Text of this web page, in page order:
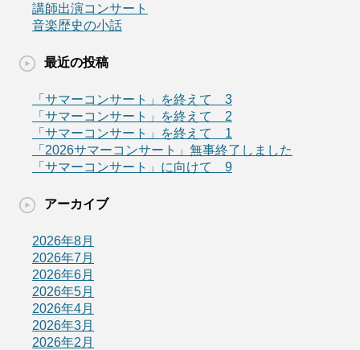
講師出演コンサート
音楽歴史の小話
最近の投稿
「サマーコンサート」を終えて 3
「サマーコンサート」を終えて 2
「サマーコンサート」を終えて 1
「2026サマーコンサート」無事終了しました
「サマーコンサート」に向けて 9
アーカイブ
2026年8月
2026年7月
2026年6月
2026年5月
2026年4月
2026年3月
2026年2月